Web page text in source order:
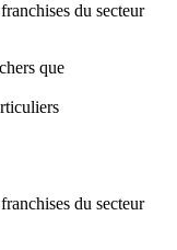
du secteur
que
du secteur